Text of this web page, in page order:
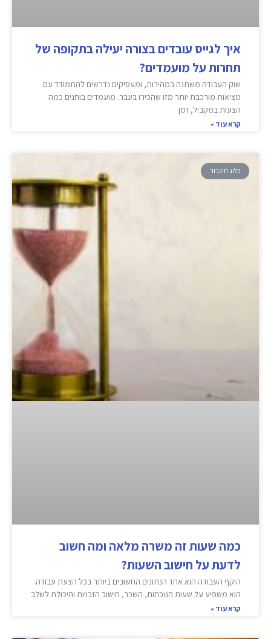
איך לגייס עובדים בצורה יעילה בתקופה של
תחרות על מועמדים?
שוק העבודה משתנה במהירות, ומעסיקים נדרשים להתמודד עם
מציאות מורכבת יותר מזו שהכירו בעבר. מועמדים בוחנים כמה
הצעות במקביל, זמן
קרא עוד »
בלוג תיגבור
כמה שעות זה משרה מלאה ומה חשוב
לדעת על חישוב השעות?
היקף העבודה הוא אחד הנתונים החשובים ביותר בכל הצעת עבודה.
הוא משפיע על שעות הנוכחות, השכר, חישוב הזכויות והיכולת לשלב
קרא עוד »